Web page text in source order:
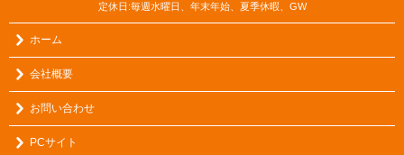
定休日:毎週水曜日、年末年始、夏季休暇、GW
ホーム
会社概要
お問い合わせ
PCサイト